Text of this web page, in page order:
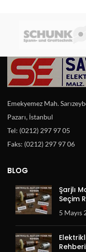
Emekyemez Mah.
Pazarı, İstanbul
Tel: (0212) 297 97 05
Faks: (0212) 297 97 06
BLOG
Şarjlı
Seçim
5 Mayıs